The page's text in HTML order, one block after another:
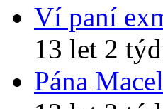
Ví paní
13 let 2
Pána